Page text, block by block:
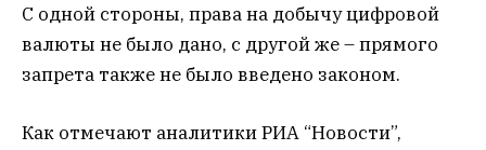
С одной стороны, права на добычу цифровой
валюты не было дано, с другой же – прямого
запрета также не было введено законом.
Как отмечают аналитики РИА “Новости”,